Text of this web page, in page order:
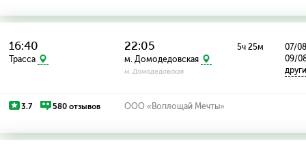
16:40
Трасса
22:05
м. Домодедовская
м. Домодедовская
5ч 25м
07/
09/
3.7 580 отзывов ООО «Воплощай Мечты»